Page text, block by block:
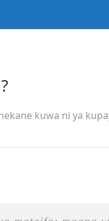
kuwa ni ya
HAPA